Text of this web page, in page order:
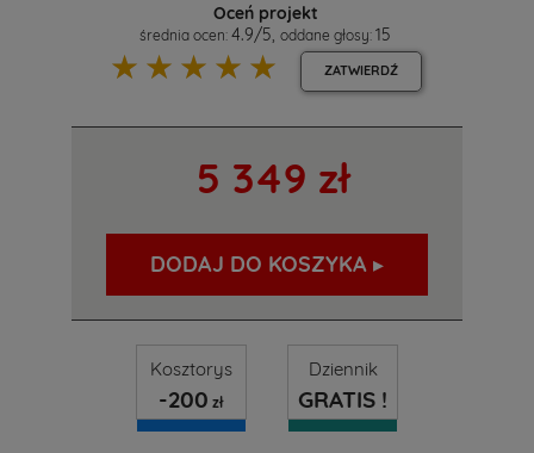
Oceń projekt
średnia ocen: 4.9/5 oddane głosy: 15
☆
☆
☆
☆
☆ ZATWIERDŹ
5 349 zł
DODAJ DO KOSZYKA ▸
Kosztorys
-200 zł
Dziennik
GRATIS !